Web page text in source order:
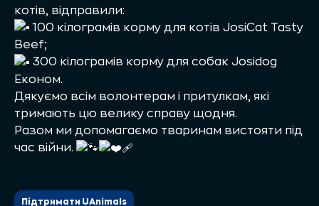
котів, відправили:
100 кілограмів корму для котів JosiCat Tasty
Beef;
300 кілограмів корму для собак Josidog
Економ.
Дякуємо всім волонтерам і притулкам, які
тримають цю велику справу щодня.
Разом ми допомагаємо тваринам вистояти під
час війни.
Підтримати UAnimals